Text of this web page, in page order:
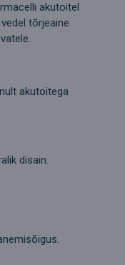
akutoitel
tõrjeaine
akutoitega
disain.